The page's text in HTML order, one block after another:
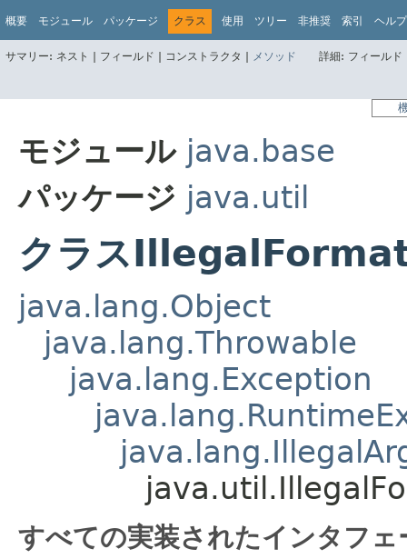
概要 モジュール パッケージ クラス 使用 ツリー 非推奨 索引 ヘルプ
サマリー: ネスト | フィールド | コンストラクタ | メソッド 詳細: フィール
モジュール java.base
パッケージ java.util
クラス
java.lang.Object
java.lang.Throwable
java.lang.Exception
すべての実装されたインタフ